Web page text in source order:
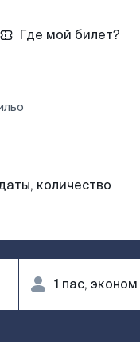
Где мой билет?
количество